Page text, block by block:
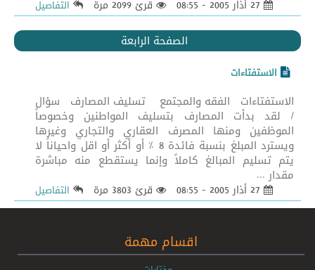
قرئ 2099 مرة التفاصيل
الصفحة الرابعة
الاستفتاءات
الاستفتاءات الفقه والمجتمع تسليف المصارف سؤال
/ لقد بدأت المصارف بتسليف المواطنين وخصوصاً
الموظفين ومنها المصرف العقاري والتجاري وغيرها
ويسترد المبلغ بنسبة فائدة 8 % أو أكثر أو اقل واحياناً لا
يتم تسليم المبالغ كاملاً وإنما يستقطع منه مباشرة
مقدار ...
قرئ 3803 مرة التفاصيل
اقسام مهمة